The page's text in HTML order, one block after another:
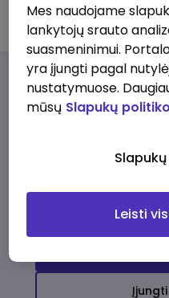
Raimonda
Darbo pasiūlymai
darbo
Mes naudojame
lankytojų srauto
suasmeninimui.
yra įjungti pagal
nustatymuose.
mūsų Slapukų
Leisti